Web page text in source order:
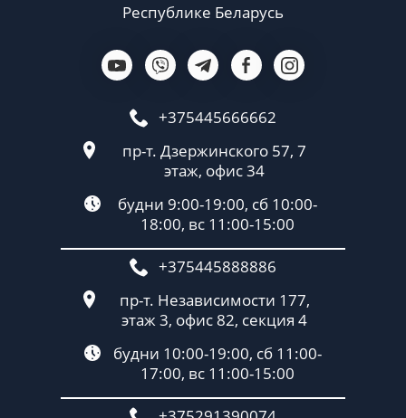
Республике Беларусь
+375445666662
пр-т. Дзержинского 57, 7
этаж, офис 34
будни 9:00-19:00, сб 10:00-
18:00, вс 11:00-15:00
+375445888886
пр-т. Независимости 177,
этаж 3, офис 82, секция 4
будни 10:00-19:00, сб 11:00-
17:00, вс 11:00-15:00